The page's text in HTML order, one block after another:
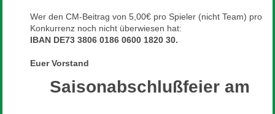
Wer den CM-Beitrag von 5,00€ pro Spieler (nicht Team) pro
Konkurrenz noch nicht überwiesen hat:
IBAN DE73 3806 0186 0600 1820 30.
Euer Vorstand
Saisonabschlußfeier am